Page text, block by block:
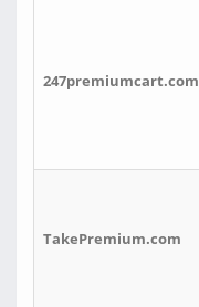
247premiumcart.com
TakePremium.com